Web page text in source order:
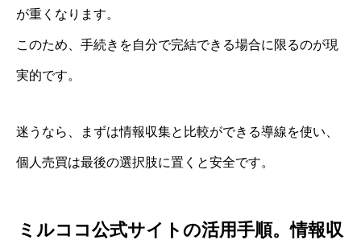
が重くなります。
このため、手続きを自分で完結できる場合に限るのが現
実的です。
迷うなら、まずは情報収集と比較ができる導線を使い、
個人売買は最後の選択肢に置くと安全です。
ミルココ公式サイトの活用手順。情報収